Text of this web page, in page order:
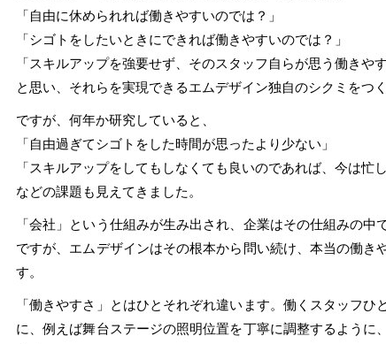
「自由に休められれば働きやすいのでは？」
「シゴトをしたいときにできれば働きやすいのでは？」
「スキルアップを強要せず、そのスタッフ自らが思う働きや
と思い、それらを実現できるエムデザイン独自のシクミをつく
ですが、何年か研究していると、
「自由過ぎてシゴトをした時間が思ったより少ない」
「スキルアップをしてもしなくても良いのであれば、今は忙
などの課題も見えてきました。
「会社」という仕組みが生み出され、企業はその仕組みの
ですが、エムデザインはその根本から問い続け、本当の働き
す。
「働きやすさ」とはひとそれぞれ違います。働くスタッフひ
に、例えば舞台ステージの照明位置を丁寧に調整するように